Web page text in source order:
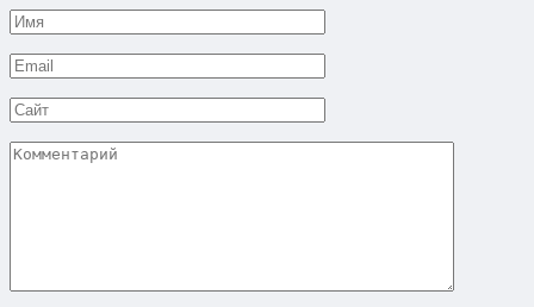
Имя
*
Email
*
Сайт
Комментарий